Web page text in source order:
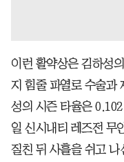
이런 활약상은 김하성
지 힘줄 파열로 수술과
성의 시즌 타율은
일 신시내티 레즈전 무
질친 뒤 사흘을 쉬고 나